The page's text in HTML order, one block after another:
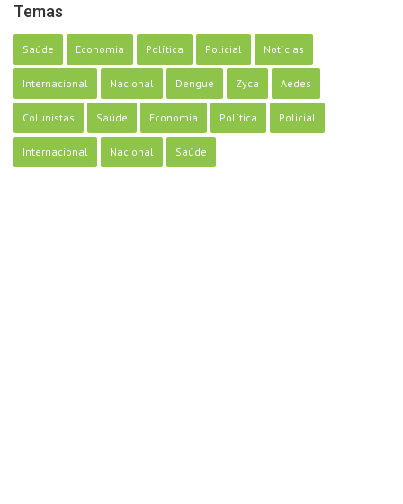
Temas
Saúde Economia Política Policial Notícias
Internacional Nacional Dengue Zyca Aedes
Colunistas Saúde Economia Política Policial
Internacional Nacional Saúde